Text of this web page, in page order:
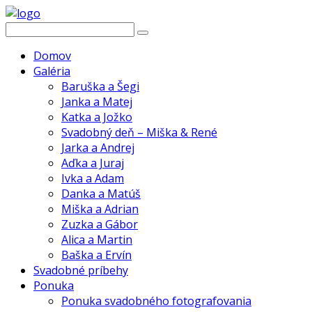
Domov
Galéria
Baruška a Šegi
Janka a Matej
Katka a Jožko
Svadobný deň – Miška & René
Jarka a Andrej
Aďka a Juraj
Ivka a Adam
Danka a Matúš
Miška a Adrian
Zuzka a Gábor
Alica a Martin
Baška a Ervín
Svadobné príbehy
Ponuka
Ponuka svadobného fotografovania